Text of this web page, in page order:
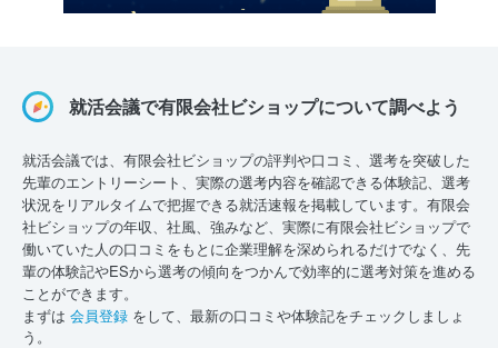
就活会議で有限会社ビショップについて調べよう
就活会議では、有限会社ビショップの評判や口コミ、選考を突破した
先輩のエントリーシート、実際の選考内容を確認できる体験記、選考
状況をリアルタイムで把握できる就活速報を掲載しています。有限会
社ビショップの年収、社風、強みなど、実際に有限会社ビショップで
働いていた人の口コミをもとに企業理解を深められるだけでなく、先
輩の体験記やESから選考の傾向をつかんで効率的に選考対策を進める
ことができます。
まずは 会員登録 をして、最新の口コミや体験記をチェックしましょ
う。